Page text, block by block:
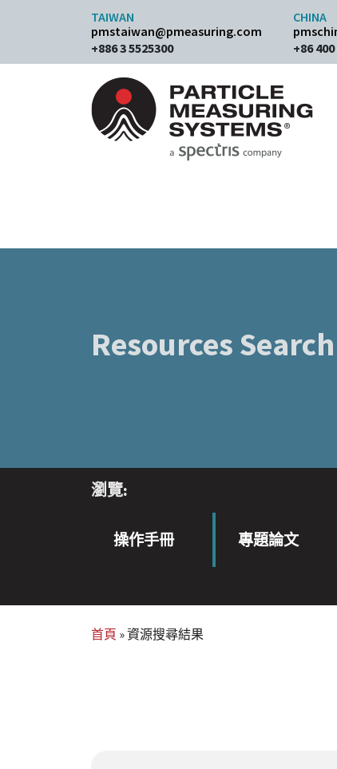
TAIWAN
pmstaiwan@pmeasuring.com
+886 3 5525300
CHINA
+86
Main Navigation
Resources
瀏覽:
操作手冊 專題論文
首頁 »資源搜尋結果